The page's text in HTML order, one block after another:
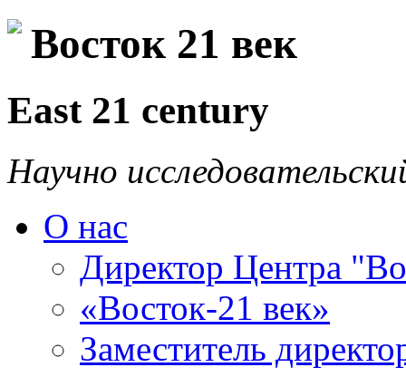
Восток 21 век
East 21 century
Научно
О нас
Директор Центра
«Восток-21 век»
Заместитель